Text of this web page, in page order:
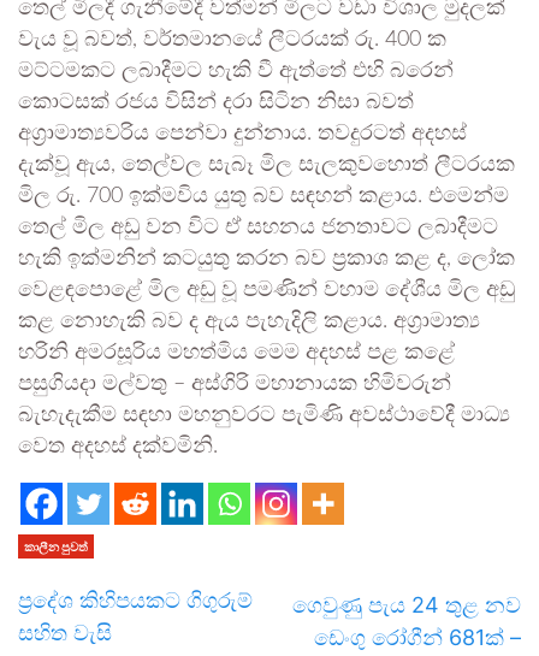
තෙල් මිලදී ගැනීමේදී වත්මන් මිලට වඩා විශාල මුදලක්
වැය වූ බවත්, වර්තමානයේ ලීටරයක් රු. 400 ක
මට්ටමකට ලබාදීමට හැකි වී ඇත්තේ එහි බරෙන්
කොටසක් රජය විසින් දරා සිටින නිසා බවත්
අග්‍රාමාත්‍යවරිය පෙන්වා දුන්නාය. තවදුරටත් අදහස්
දැක්වූ ඇය, තෙල්වල සැබෑ මිල සැලකුවහොත් ලීටරයක
මිල රු. 700 ඉක්මවිය යුතු බව සඳහන් කළාය. එමෙන්ම
තෙල් මිල අඩු වන විට ඒ සහනය ජනතාවට ලබාදීමට
හැකි ඉක්මනින් කටයුතු කරන බව ප්‍රකාශ කළ ද, ලෝක
වෙළඳපොළේ මිල අඩු වූ පමණින් වහාම දේශීය මිල අඩු
කළ නොහැකි බව ද ඇය පැහැදිලි කළාය. අග්‍රාමාත්‍ය
හරිනි අමරසූරිය මහත්මිය මෙම අදහස් පළ කළේ
පසුගියදා මල්වතු – අස්ගිරි මහානායක හිමිවරුන්
බැහැදැකීම සඳහා මහනුවරට පැමිණි අවස්ථාවේදී මාධ්‍ය
වෙත අදහස් දක්වමිනි.
කාලීන පුවත්
ප්‍රදේශ කිහිපයකට ගිගුරුම්
සහිත වැසි
ගෙවුණු පැය 24 තුළ නව
ඩෙංගු රෝගීන් 681ක් –